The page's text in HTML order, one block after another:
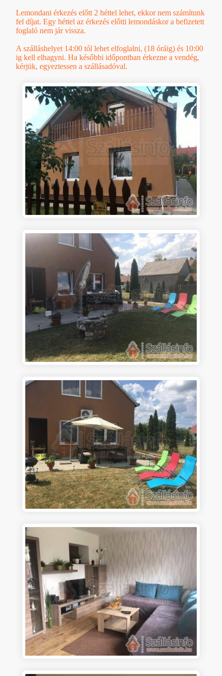
Lemondani érkezés előtt 2 héttel lehet, ekkor nem számítunk
fel díjat. Egy héttel az érkezés előtti lemondáskor a befizetett
foglaló nem jár vissza.
A szálláshelyet 14:00 tól lehet elfoglalni, (18 óráig) és 10:00
ig kell elhagyni. Ha későbbi időpontban érkezne a vendég,
kérjük, egyeztessen a szállásadóval.